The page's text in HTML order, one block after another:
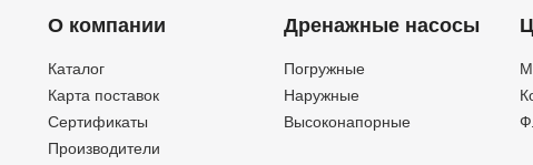
О компании
Каталог
Карта поставок
Сертификаты
Производители
Дренажные насосы
Погружные
Наружные
Высоконапорные